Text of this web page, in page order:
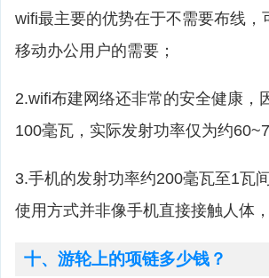
wifi最主要的优势在于不需要布线
移动办公用户的需要；
2.wifi布建网络还非常的安全健康，
100毫瓦，实际发射功率仅为约
3.手机的发射功率约200毫瓦至1瓦
使用方式并非像手机直接接触人体
十、游轮上的项链多少钱？